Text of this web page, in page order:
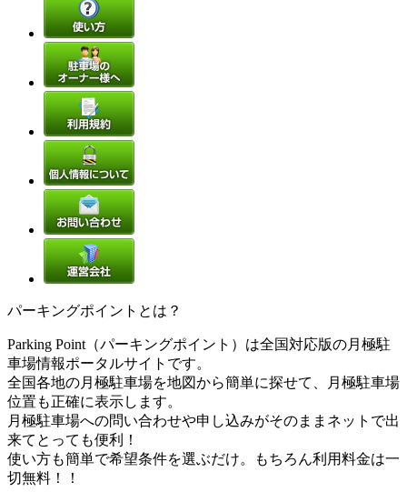
パーキングポイントとは？
Parking Point（パーキングポイント）は全国対応版の月極駐
車場情報ポータルサイトです。
全国各地の月極駐車場を地図から簡単に探せて、月極駐車場
位置も正確に表示します。
月極駐車場への問い合わせや申し込みがそのままネットで出
来てとっても便利！
使い方も簡単で希望条件を選ぶだけ。もちろん利用料金は一
切無料！！